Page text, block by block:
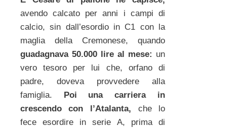
avendo calcato per anni i campi di
calcio, sin dall’esordio in C1 con la
maglia della Cremonese, quando
guadagnava 50.000 lire al mese: un
vero tesoro per lui che, orfano di
padre, doveva provvedere alla
famiglia.
Poi una carriera in
crescendo con l’Atalanta, che lo
fece esordire in serie A, prima di